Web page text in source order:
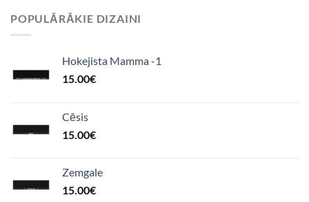
POPULĀRĀKIE DIZAINI
Hokejista Mamma -1
15.00€
Cēsis
15.00€
Zemgale
15.00€